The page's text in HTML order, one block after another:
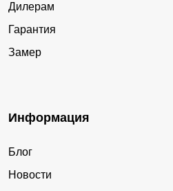
Дилерам
Гарантия
Замер
Информация
Блог
Новости